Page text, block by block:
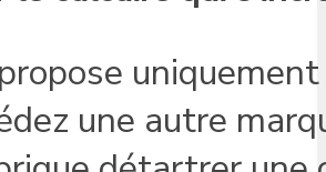
une autre